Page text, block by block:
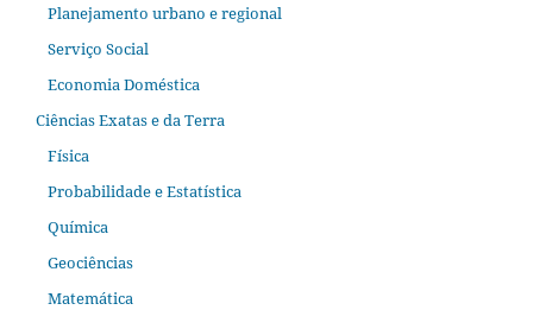
Planejamento urbano e regional
Serviço Social
Economia Doméstica
Ciências Exatas e da Terra
Física
Probabilidade e Estatística
Química
Geociências
Matemática